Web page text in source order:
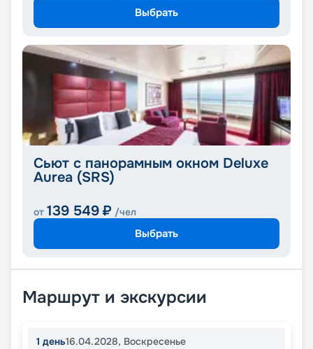
Выбрать
Сьют с панорамным окном Deluxe
Aurea (SRS)
от 139 549 ₽ /чел
Выбрать
Маршрут и экскурсии
1 день16.04.2028, Воскресенье